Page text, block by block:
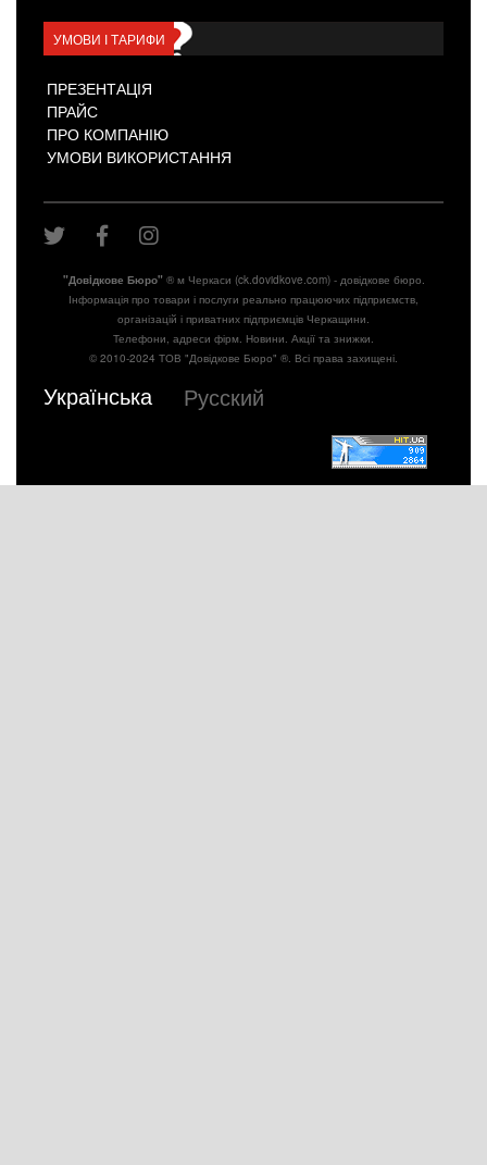
УМОВИ І ТАРИФИ
ПРЕЗЕНТАЦІЯ
ПРАЙС
ПРО КОМПАНІЮ
УМОВИ ВИКОРИСТАННЯ
"Довiдкове Бюро"® м Черкаси (ck.dovidkove.com) - довідкове бюро.
Інформація про товари і послуги реально працюючих підприємств,
організацій і приватних підприємців Черкащини.
Телефони, адреси фірм. Новини. Акції та знижки.
© 2010-2024 ТОВ "Довідкове Бюро" ®. Всі права захищені.
Українська Русский